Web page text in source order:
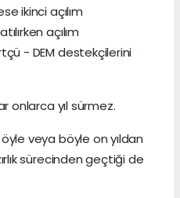
ikinci açılım
açılım
- DEM destekçilerini
onlarca yıl sürmez.
öyle veya böyle on yıldan
sürecinden geçtiği de